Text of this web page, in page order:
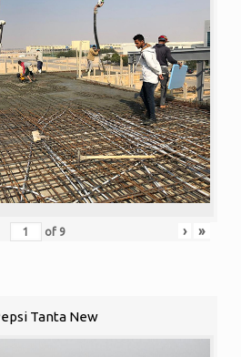
of 9 › »
Tanta New